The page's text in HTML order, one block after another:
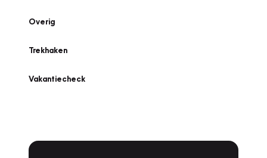
Overig
Trekhaken
Vakantiecheck